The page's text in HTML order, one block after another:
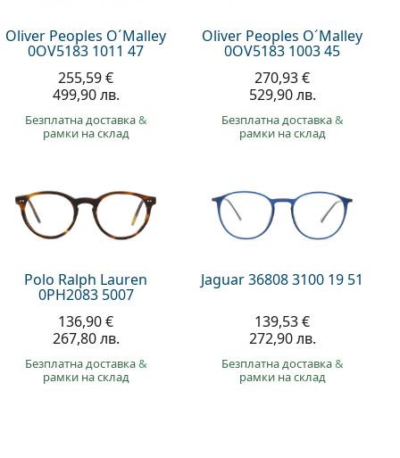
Oliver Peoples O´Malley
0OV5183 1011 47
255,59 €
499,90 лв.
Безплатна доставка&
рамки на склад
Oliver Peoples O´Malley
0OV5183 1003 45
270,93 €
529,90 лв.
Безплатна доставка&
рамки на склад
Polo Ralph Lauren
0PH2083 5007
136,90 €
267,80 лв.
Безплатна доставка&
рамки на склад
Jaguar 36808 3100 19 51
139,53 €
272,90 лв.
Безплатна доставка&
рамки на склад